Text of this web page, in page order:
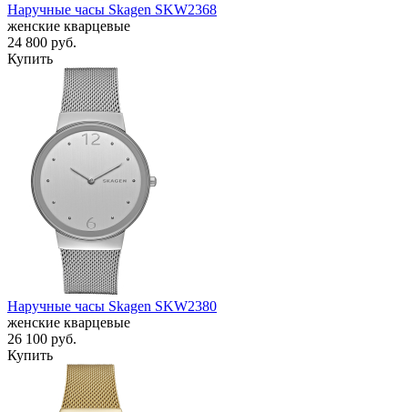
Наручные часы Skagen SKW2368
женские кварцевые
24 800 руб.
Купить
Наручные часы Skagen SKW2380
женские кварцевые
26 100 руб.
Купить